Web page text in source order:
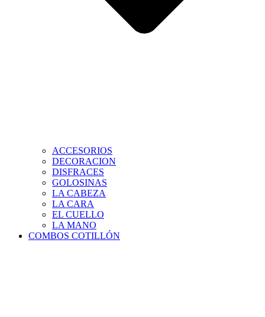
ACCESORIOS
DECORACION
DISFRACES
GOLOSINAS
LA CABEZA
LA CARA
EL CUELLO
LA MANO
COMBOS COTILLÓN